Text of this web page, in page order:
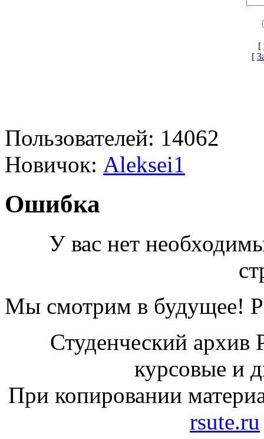
[
[
Пользователей: 14062
Новичок: Aleksei1
Ошибка
У вас нет
Мы смотрим в будущее!
Студенческий
курсовые и
При копировании
rsute.ru